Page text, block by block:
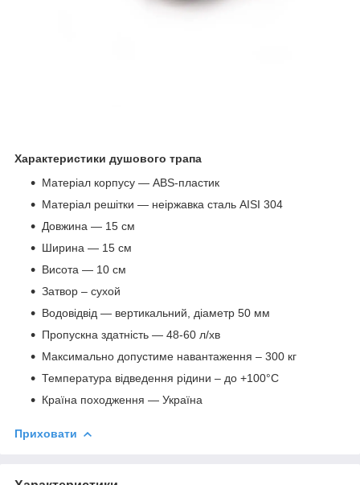
Характеристики душового трапа
Матеріал корпусу — ABS-пластик
Матеріал решітки — неіржавка сталь AISI 304
Довжина — 15 см
Ширина — 15 см
Висота — 10 см
Затвор – сухой
Водовідвід — вертикальний, діаметр 50 мм
Пропускна здатність — 48-60 л/хв
Максимально допустиме навантаження – 300 кг
Температура відведення рідини – до +100°С
Країна походження — Україна
Приховати